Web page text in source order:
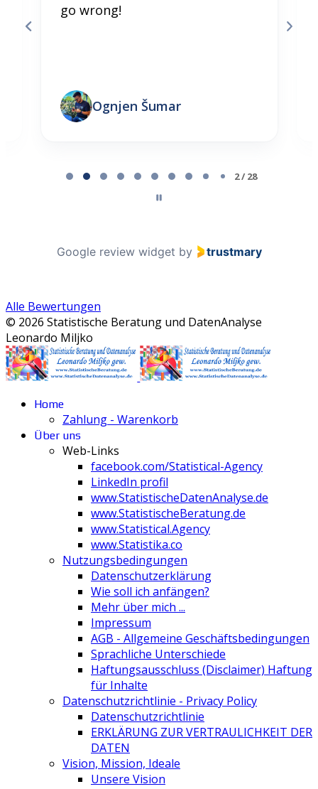
go wrong!
Ognjen Šumar
2 / 28
Google review widget by trustmary
Alle Bewertungen
© 2026 Statistische Beratung und DatenAnalyse
Leonardo Miljko
Home
Zahlung - Warenkorb
Über uns
Web-Links
facebook.com/Statistical-Agency
LinkedIn profil
www.StatistischeDatenAnalyse.de
www.StatistischeBeratung.de
www.Statistical.Agency
www.Statistika.co
Nutzungsbedingungen
Datenschutzerklärung
Wie soll ich anfängen?
Mehr über mich ...
Impressum
AGB - Allgemeine Geschäftsbedingungen
Sprachliche Unterschiede
Haftungsausschluss (Disclaimer) Haftung
für Inhalte
Datenschutzrichtlinie - Privacy Policy
Datenschutzrichtlinie
ERKLÄRUNG ZUR VERTRAULICHKEIT DER
DATEN
Vision, Mission, Ideale
Unsere Vision